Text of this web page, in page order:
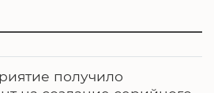
получило